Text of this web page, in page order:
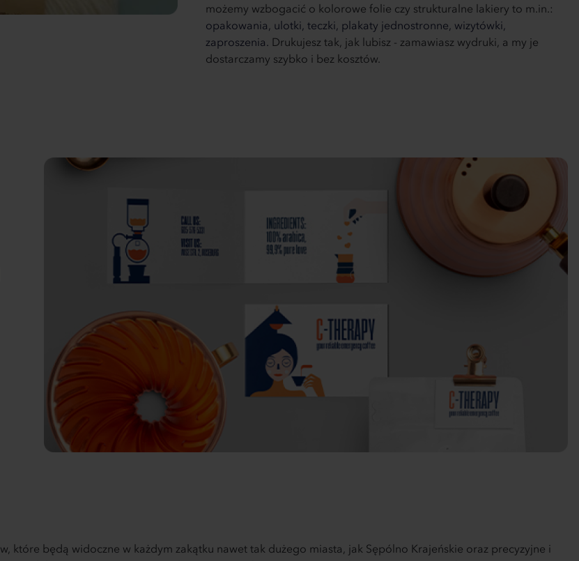
możemy wzbogacić o kolorowe folie czy strukturalne lakiery to m.in.:
opakowania, ulotki, teczki, plakaty jednostronne, wizytówki,
zaproszenia. Drukujesz tak, jak lubisz - zamawiasz wydruki, a my je
dostarczamy szybko i bez kosztów.
które będą widoczne w każdym zakątku nawet tak dużego miasta, jak Sępólno Krajeńskie oraz precyzyjne i